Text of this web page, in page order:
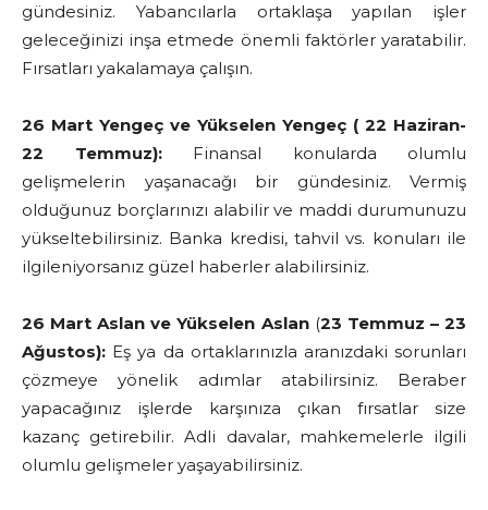
gündesiniz. Yabancılarla ortaklaşa yapılan işler
geleceğinizi inşa etmede önemli faktörler yaratabilir.
Fırsatları yakalamaya çalışın.
26 Mart Yengeç ve Yükselen Yengeç ( 22 Haziran-
22 Temmuz): Finansal konularda olumlu
gelişmelerin yaşanacağı bir gündesiniz. Vermiş
olduğunuz borçlarınızı alabilir ve maddi durumunuzu
yükseltebilirsiniz. Banka kredisi, tahvil vs. konuları ile
ilgileniyorsanız güzel haberler alabilirsiniz.
26 Mart Aslan ve Yükselen Aslan (23 Temmuz – 23
Ağustos): Eş ya da ortaklarınızla aranızdaki sorunları
çözmeye yönelik adımlar atabilirsiniz. Beraber
yapacağınız işlerde karşınıza çıkan fırsatlar size
kazanç getirebilir. Adli davalar, mahkemelerle ilgili
olumlu gelişmeler yaşayabilirsiniz.